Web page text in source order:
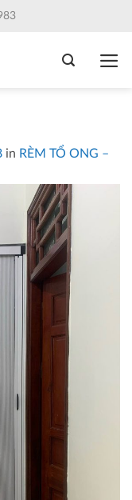
in RÈM TỔ ONG –